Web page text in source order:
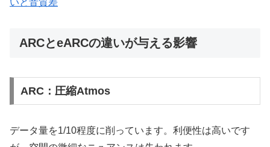
いと音質差
ARCとeARCの違いが与える影響
ARC：圧縮Atmos
データ量を1/10程度に削っています。利便性は高いです